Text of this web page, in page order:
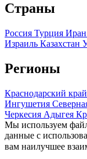
Страны
Россия Турция Иран
Израиль Казахстан
Регионы
Краснодарский край
Ингушетия
Черкесия Адыгея
Мы используем
данные с
вам наилучшее